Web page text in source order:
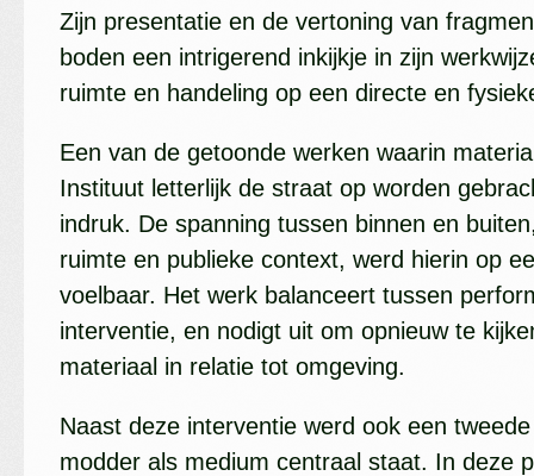
Zijn presentatie en de vertoning van
boden een intrigerend inkijkje in zijn
ruimte en handeling op een directe en
Een van de getoonde werken waarin
Instituut letterlijk de straat op worden
indruk. De spanning tussen binnen en
ruimte en publieke context, werd hierin op
voelbaar. Het werk balanceert tussen
interventie, en nodigt uit om opnieuw te
materiaal in relatie tot omgeving.
Naast deze interventie werd ook een
modder als medium centraal staat. In deze